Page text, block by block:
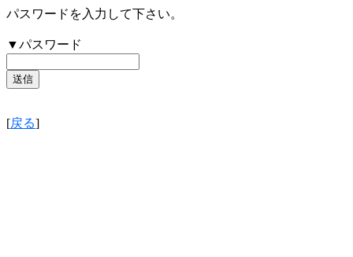
パスワードを入力して下さい。
▼パスワード
[戻る]